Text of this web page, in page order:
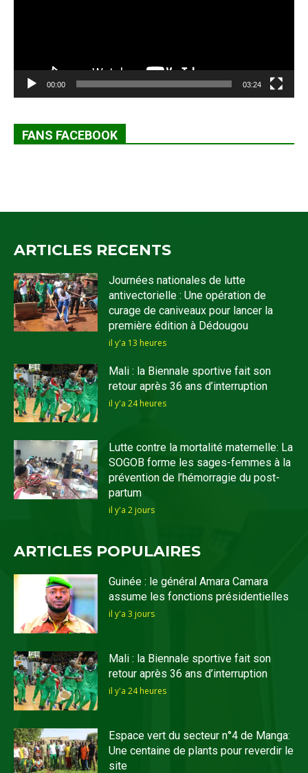
00:00 03:24
FANS FACEBOOK
ARTICLES RECENTS
Journées nationales de lutte
antivectorielle : Une opération de
curage de caniveaux pour lancer la
première édition à Dédougou
il y'a 13 heures
Mali : la Biennale sportive fait son
retour après 36 ans d’interruption
il y'a 24 heures
Lutte contre la mortalité maternelle: La
SOGOB forme les sages-femmes à la
prévention de l’hémorragie du post-
partum
il y'a 2 jours
ARTICLES POPULAIRES
Guinée : le général Amara Camara
assume les fonctions présidentielles
il y'a 3 jours
Mali : la Biennale sportive fait son
retour après 36 ans d’interruption
il y'a 24 heures
Espace vert du secteur n°4 de Manga:
Une centaine de plants pour reverdir le
site